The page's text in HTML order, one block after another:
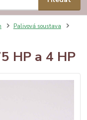
Palivová soustava
HP a 4 HP